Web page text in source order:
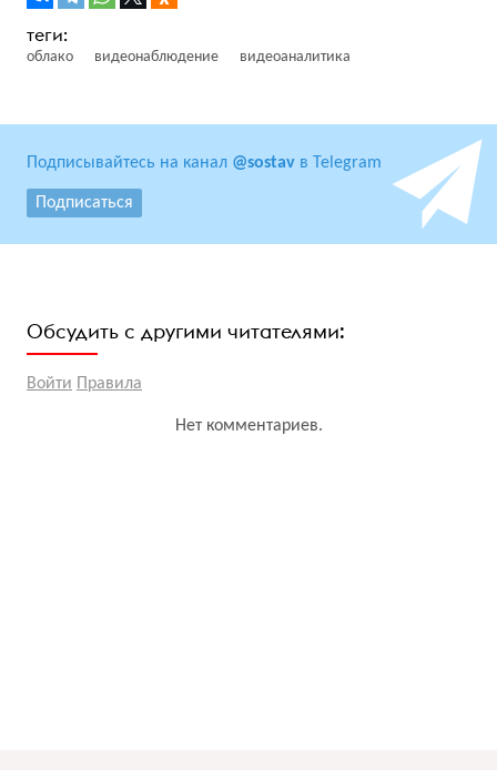
облако видеонаблюдение видеоаналитика
Подписывайтесь на канал @sostav в Telegram
Подписаться
Обсудить с другими читателями:
Войти Правила
Нет комментариев.